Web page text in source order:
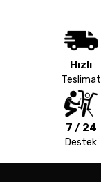
Hızlı
Teslimat
7 / 24
Destek